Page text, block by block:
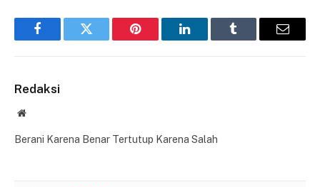
FacebookTwitter Pinterest LinkedInTumblr Email
Redaksi
Website
Berani Karena Benar Tertutup Karena Salah